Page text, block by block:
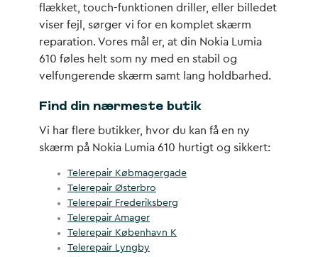
flækket, touch-funktionen driller, eller billedet
viser fejl, sørger vi for en komplet skærm
reparation. Vores mål er, at din Nokia Lumia
610 føles helt som ny med en stabil og
velfungerende skærm samt lang holdbarhed.
Find din nærmeste butik
Vi har flere butikker, hvor du kan få en ny
skærm på Nokia Lumia 610 hurtigt og sikkert:
Telerepair Købmagergade
Telerepair Østerbro
Telerepair Frederiksberg
Telerepair Amager
Telerepair København K
Telerepair Lyngby